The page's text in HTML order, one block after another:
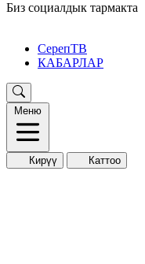
Биз социалдык тармакта
СерепТВ
КАБАРЛАР
Меню
Кирүү Каттоо